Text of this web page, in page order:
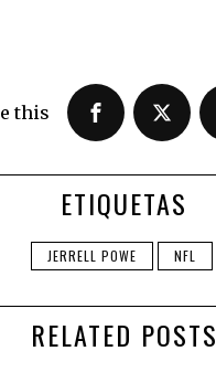
this
ETIQUETAS
JERRELL POWE NFL
RELATED POSTS